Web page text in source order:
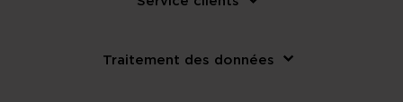
Traitement des données